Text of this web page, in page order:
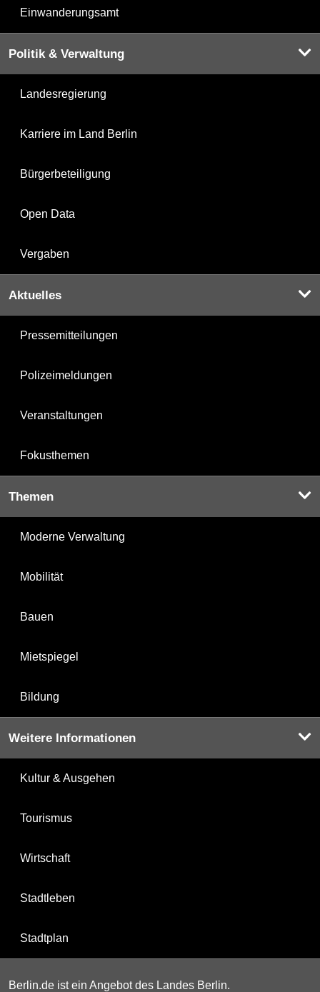
Einwanderungsamt
Politik & Verwaltung
Landesregierung
Karriere im Land Berlin
Bürgerbeteiligung
Open Data
Vergaben
Aktuelles
Pressemitteilungen
Polizeimeldungen
Veranstaltungen
Fokusthemen
Themen
Moderne Verwaltung
Mobilität
Bauen
Mietspiegel
Bildung
Weitere Informationen
Kultur & Ausgehen
Tourismus
Wirtschaft
Stadtleben
Stadtplan
Berlin.de ist ein Angebot des Landes Berlin.